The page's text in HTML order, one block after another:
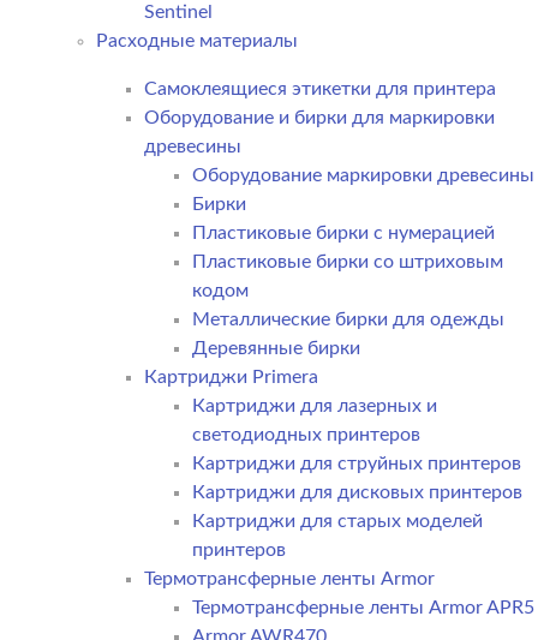
Sentinel
Расходные материалы
Самоклеящиеся этикетки для принтера
Оборудование и бирки для маркировки
древесины
Оборудование маркировки древесины
Бирки
Пластиковые бирки с нумерацией
Пластиковые бирки со штриховым
кодом
Металлические бирки для одежды
Деревянные бирки
Картриджи Primera
Картриджи для лазерных и
светодиодных принтеров
Картриджи для струйных принтеров
Картриджи для дисковых принтеров
Картриджи для старых моделей
принтеров
Термотрансферные ленты Armor
Термотрансферные ленты Armor APR5